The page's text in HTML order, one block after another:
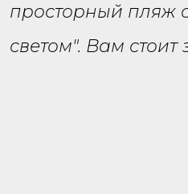
просторный пляж
светом". Вам стоит